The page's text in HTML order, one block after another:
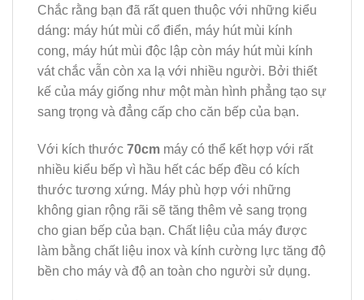
Chắc rằng bạn đã rất quen thuộc với những kiểu
dáng: máy hút mùi cổ điển, máy hút mùi kính
cong, máy hút mùi độc lập còn máy hút mùi kính
vát chắc vẫn còn xa lạ với nhiều người. Bởi thiết
kế của máy giống như một màn hình phẳng tạo sự
sang trọng và đẳng cấp cho căn bếp của bạn.
Với kích thước 70cm máy có thể kết hợp với rất
nhiều kiểu bếp vì hầu hết các bếp đều có kích
thước tương xứng. Máy phù hợp với những
không gian rộng rãi sẽ tăng thêm vẻ sang trọng
cho gian bếp của bạn. Chất liệu của máy được
làm bằng chất liệu inox và kính cường lực tăng độ
bền cho máy và độ an toàn cho người sử dụng.